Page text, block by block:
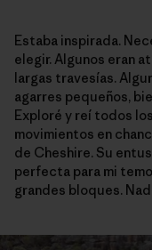
Estaba inspirada.
elegir. Algunos eran
largas travesías.
agarres pequeños,
Exploré y reí todos
movimientos en
de Cheshire. Su
perfecta para mi
grandes bloques.